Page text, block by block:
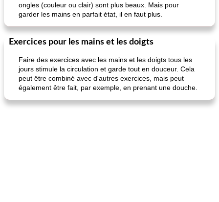
ongles (couleur ou clair) sont plus beaux. Mais pour
garder les mains en parfait état, il en faut plus.
Exercices pour les mains et les doigts
Faire des exercices avec les mains et les doigts tous les
jours stimule la circulation et garde tout en douceur. Cela
peut être combiné avec d'autres exercices, mais peut
également être fait, par exemple, en prenant une douche.